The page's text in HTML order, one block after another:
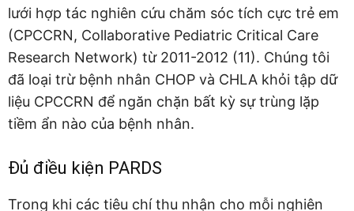
lưới hợp tác nghiên cứu chăm sóc tích cực trẻ em
(CPCCRN, Collaborative Pediatric Critical Care
Research Network) từ 2011-2012 (11). Chúng tôi
đã loại trừ bệnh nhân CHOP và CHLA khỏi tập dữ
liệu CPCCRN để ngăn chặn bất kỳ sự trùng lặp
tiềm ẩn nào của bệnh nhân.
Đủ điều kiện PARDS
Trong khi các tiêu chí thu nhận cho mỗi nghiên